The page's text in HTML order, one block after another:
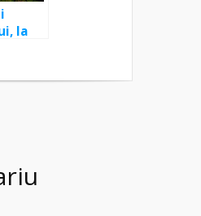
la